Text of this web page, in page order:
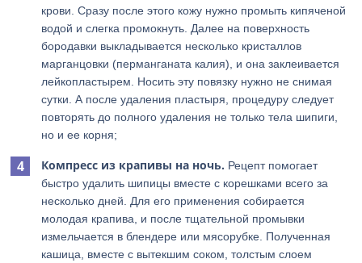
крови. Сразу после этого кожу нужно промыть кипяченой
водой и слегка промокнуть. Далее на поверхность
бородавки выкладывается несколько кристаллов
марганцовки (перманганата калия), и она заклеивается
лейкопластырем. Носить эту повязку нужно не снимая
сутки. А после удаления пластыря, процедуру следует
повторять до полного удаления не только тела шипиги,
но и ее корня;
Компресс из крапивы на ночь. Рецепт помогает
быстро удалить шипицы вместе с корешками всего за
несколько дней. Для его применения собирается
молодая крапива, и после тщательной промывки
измельчается в блендере или мясорубке. Полученная
кашица, вместе с вытекшим соком, толстым слоем